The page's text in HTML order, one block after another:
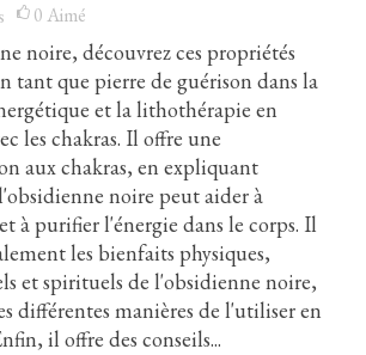
0Aimé
noire, découvrez ces propriétés
tant que pierre de guérison dans la
et la lithothérapie en
les chakras. Il offre une
aux chakras, en expliquant
noire peut aider à
à purifier l'énergie dans le corps. Il
les bienfaits physiques,
et spirituels de l'obsidienne noire,
différentes manières de l'utiliser en
il offre des conseils...